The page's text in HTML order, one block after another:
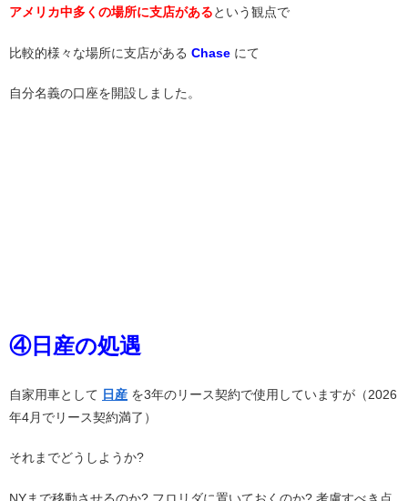
アメリカ中多くの場所に支店があるという観点で
比較的様々な場所に支店がある Chase にて
自分名義の口座を開設しました。
④日産の処遇
自家用車として 日産 を3年のリース契約で使用していますが（2026
年4月でリース契約満了）
それまでどうしようか?
NYまで移動させるのか? フロリダに置いておくのか? 考慮すべき点